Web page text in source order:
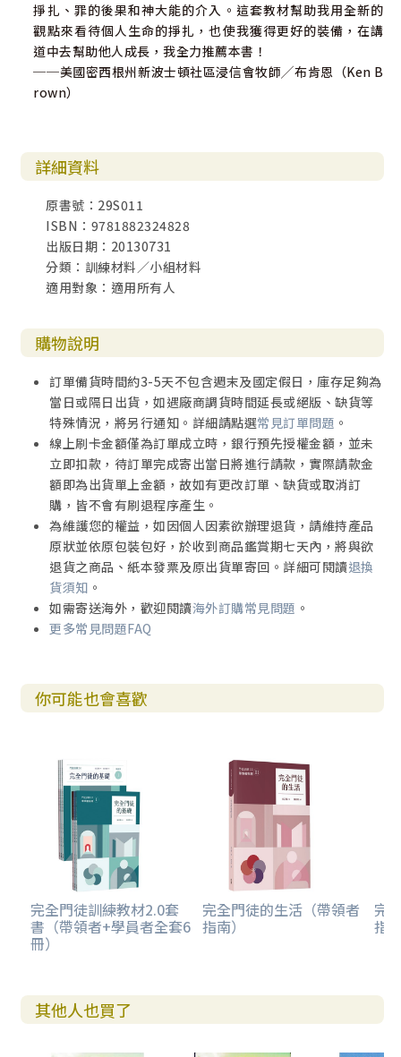
掙扎、罪的後果和神大能的介入。這套教材幫助我用全新的
觀點來看待個人生命的掙扎，也使我獲得更好的裝備，在講
道中去幫助他人成長，我全力推薦本書！
──美國密西根州新波士頓社區浸信會牧師╱布肯恩（Ken B
rown）
詳細資料
原書號：29S011
ISBN：9781882324828
出版日期：20130731
分類：訓練材料／小組材料
適用對象：適用所有人
購物說明
訂單備貨時間約3-5天不包含週末及國定假日，庫存足夠為
當日或隔日出貨，如遇廠商調貨時間延長或絕版、缺貨等
特殊情況，將另行通知。詳細請點選常見訂單問題 。
線上刷卡金額僅為訂單成立時，銀行預先授權金額，並未
立即扣款，待訂單完成寄出當日將進行請款，實際請款金
額即為出貨單上金額，故如有更改訂單、缺貨或取消訂
購，皆不會有刷退程序產生。
為維護您的權益，如因個人因素欲辦理退貨，請維持產品
原狀並依原包裝包好，於收到商品鑑賞期七天內，將與欲
退貨之商品、紙本發票及原出貨單寄回。詳細可閱讀退換
貨須知 。
如需寄送海外，歡迎閱讀海外訂購常見問題 。
更多常見問題FAQ
你可能也會喜歡
完全門徒訓練教材2.0套
書（帶領者+學員者全套6
冊）
完全門徒的生活（帶領者
指南）
完
指
其他人也買了